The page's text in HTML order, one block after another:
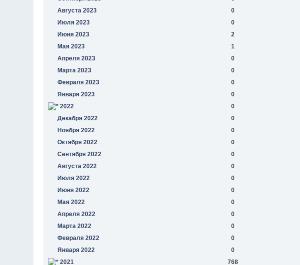
Августа 2023
0
Июля 2023
0
Июня 2023
2
Мая 2023
1
Апреля 2023
0
Марта 2023
0
Февраля 2023
0
Января 2023
0
2022
0
Декабря 2022
0
Ноября 2022
0
Октября 2022
0
Сентября 2022
0
Августа 2022
0
Июля 2022
0
Июня 2022
0
Мая 2022
0
Апреля 2022
0
Марта 2022
0
Февраля 2022
0
Января 2022
0
2021
768